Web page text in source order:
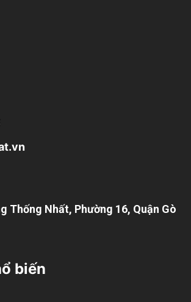
Thống Nhất, Phường 16, Quận Gò
biến